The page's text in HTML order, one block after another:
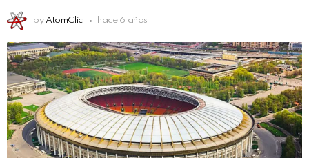
by AtomClic hace 6 años